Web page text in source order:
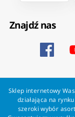
Znajdź nas
Sklep internetowy
działająca na
szeroki wybór